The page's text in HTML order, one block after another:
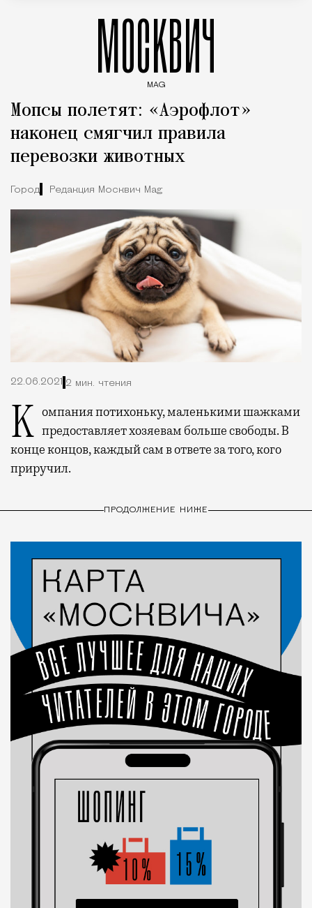
МОСКВИЧ
MAG
Мопсы полетят: «Аэрофлот»
наконец смягчил правила
перевозки животных
Город Редакция Москвич Mag
22.06.2021 2 мин. чтения
Компания потихоньку, маленькими шажками предоставляет хозяевам больше свободы. В
конце концов, каждый сам в ответе за того, кого
приручил.
ПРОДОЛЖЕНИЕ НИЖЕ